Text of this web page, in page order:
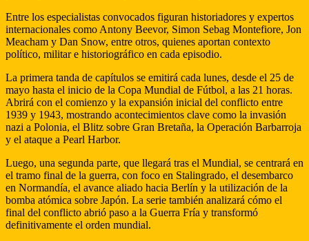
Entre los especialistas convocados figuran historiadores y expertos
internacionales como Antony Beevor, Simon Sebag Montefiore, Jon
Meacham y Dan Snow, entre otros, quienes aportan contexto
político, militar e historiográfico en cada episodio.
La primera tanda de capítulos se emitirá cada lunes, desde el 25 de
mayo hasta el inicio de la Copa Mundial de Fútbol, a las 21 horas.
Abrirá con el comienzo y la expansión inicial del conflicto entre
1939 y 1943, mostrando acontecimientos clave como la invasión
nazi a Polonia, el Blitz sobre Gran Bretaña, la Operación Barbarroja
y el ataque a Pearl Harbor.
Luego, una segunda parte, que llegará tras el Mundial, se centrará en
el tramo final de la guerra, con foco en Stalingrado, el desembarco
en Normandía, el avance aliado hacia Berlín y la utilización de la
bomba atómica sobre Japón. La serie también analizará cómo el
final del conflicto abrió paso a la Guerra Fría y transformó
definitivamente el orden mundial.